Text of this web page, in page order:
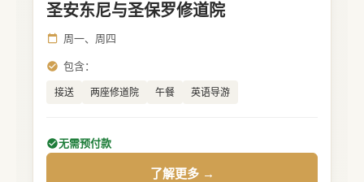
圣安东尼与圣保罗修道院
周一、周四
包含：
接送 两座修道院 午餐 英语导游
无需预付款
了解更多 →